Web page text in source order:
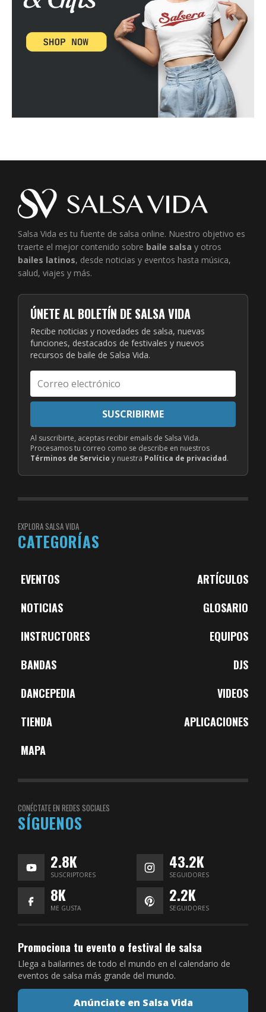
Salsa Vida es tu fuente de salsa online. Nuestro objetivo es
traerte el mejor contenido sobre baile salsa y otros
bailes latinos, desde noticias y eventos hasta música,
salud, viajes y más.
ÚNETE AL BOLETÍN DE SALSA VIDA
Recibe noticias y novedades de salsa, nuevas
funciones, destacados de festivales y nuevos
recursos de baile de Salsa Vida.
Correo
electrónico
SUSCRIBIRME
Al suscribirte, aceptas recibir emails de Salsa Vida.
Procesamos tu correo como se describe en nuestros
Términos de Servicio y nuestra Política de privacidad.
EXPLORA SALSA VIDA
CATEGORÍAS
ARTÍCULOS
EVENTOS
GLOSARIO
NOTICIAS
EQUIPOS
INSTRUCTORES
DJS
BANDAS
VIDEOS
DANCEPEDIA
APLICACIONES
TIENDA
MAPA
CONÉCTATE EN REDES SOCIALES
SÍGUENOS
2.8K
SUSCRIPTORES
43.2K
SEGUIDORES
8K
ME GUSTA
2.2K
SEGUIDORES
Promociona tu evento o festival de salsa
Llega a bailarines de todo el mundo en el calendario de
eventos de salsa más grande del mundo.
Anúnciate en Salsa Vida